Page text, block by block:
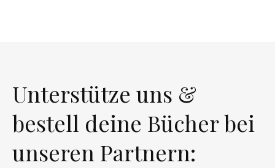
Unterstütze uns &
bestell deine Bücher bei
unseren Partnern: